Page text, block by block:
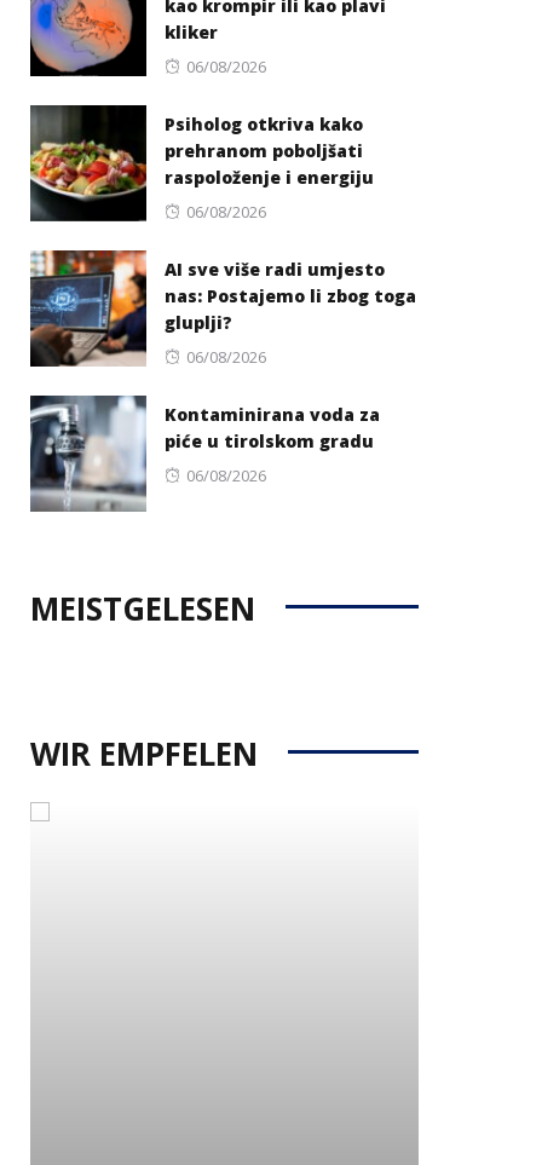
kao krompir ili kao plavi
kliker
Posted
06/08/2026
Psiholog otkriva kako
prehranom poboljšati
raspoloženje i energiju
Posted
06/08/2026
AI sve više radi umjesto
nas: Postajemo li zbog toga
gluplji?
Posted
06/08/2026
Kontaminirana voda za
piće u tirolskom gradu
Posted
06/08/2026
MEISTGELESEN
WIR EMPFELEN